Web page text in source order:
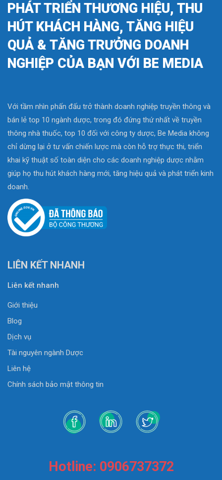
PHÁT TRIỂN THƯƠNG HIỆU, THU
HÚT KHÁCH HÀNG, TĂNG HIỆU
QUẢ & TĂNG TRƯỞNG DOANH
NGHIỆP CỦA BẠN VỚI BE MEDIA
Với tầm nhìn phấn đấu trở thành doanh nghiệp truyền thông và
bán lẻ top 10 ngành dược, trong đó đứng thứ nhất về truyền
thông nhà thuốc, top 10 đối với công ty dược, Be Media không
chỉ dừng lại ở tư vấn chiến lược mà còn hỗ trợ thực thi, triển
khai kỹ thuật số toàn diện cho các doanh nghiệp dược nhằm
giúp họ thu hút khách hàng mới, tăng hiệu quả và phát triển kinh
doanh.
LIÊN KẾT NHANH
Liên kết nhanh
Giới thiệu
Blog
Dịch vụ
Tài nguyên ngành Dược
Liên hệ
Chính sách bảo mật thông tin
Hotline: 0906737372